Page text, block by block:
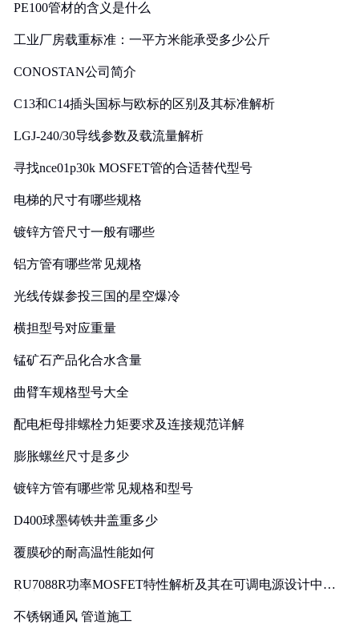
PE100管材的含义是什么
工业厂房载重标准：一平方米能承受多少公斤
CONOSTAN公司简介
C13和C14插头国标与欧标的区别及其标准解析
LGJ-240/30导线参数及载流量解析
寻找nce01p30k MOSFET管的合适替代型号
电梯的尺寸有哪些规格
镀锌方管尺寸一般有哪些
铝方管有哪些常见规格
光线传媒参投三国的星空爆冷
横担型号对应重量
锰矿石产品化合水含量
曲臂车规格型号大全
配电柜母排螺栓力矩要求及连接规范详解
膨胀螺丝尺寸是多少
镀锌方管有哪些常见规格和型号
D400球墨铸铁井盖重多少
覆膜砂的耐高温性能如何
RU7088R功率MOSFET特性解析及其在可调电源设计中的
不锈钢通风 管道施工